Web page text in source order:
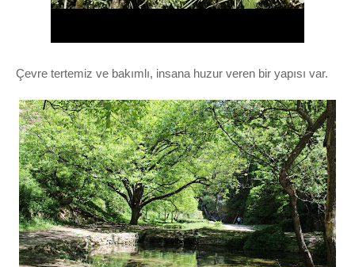
Çevre tertemiz ve bakımlı, insana huzur veren bir yapısı var.